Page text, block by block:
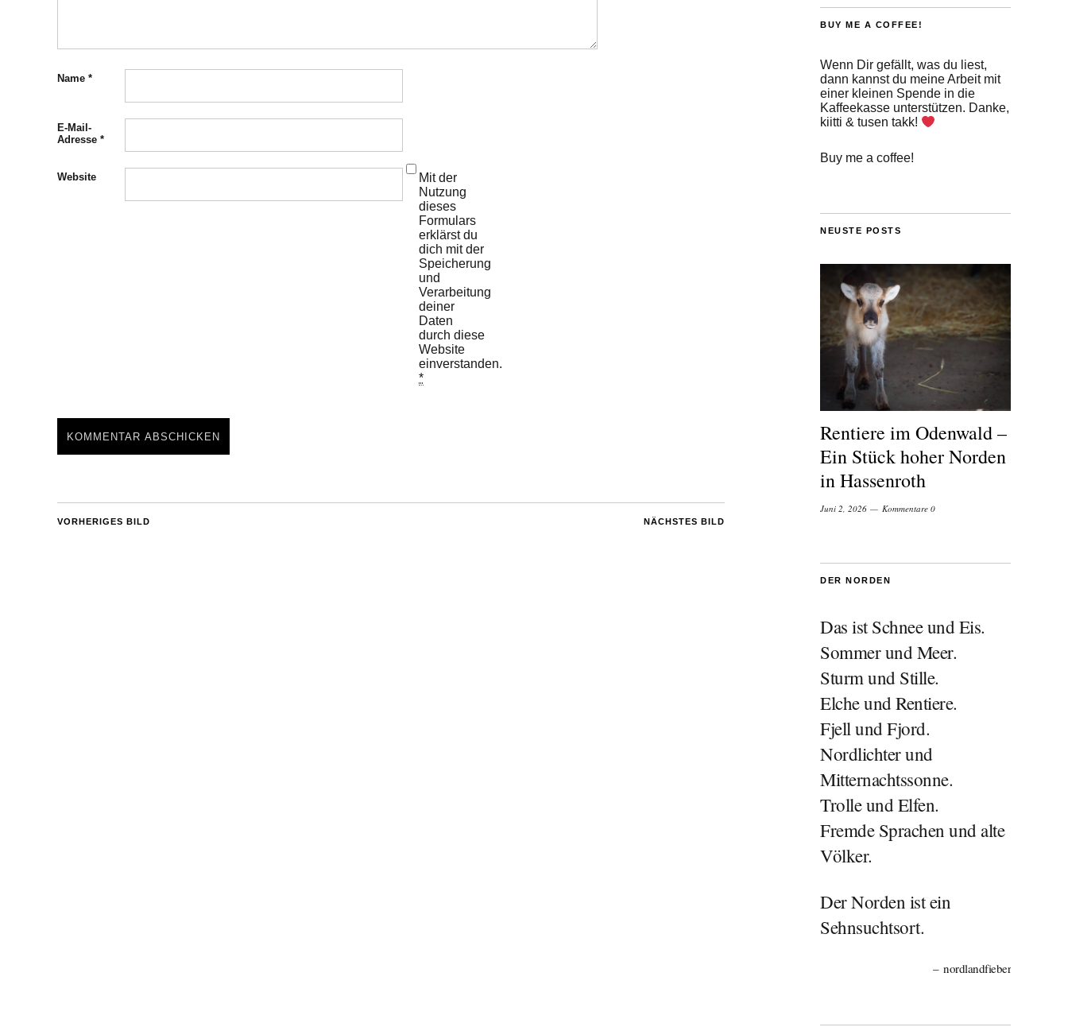
Name *
E-Mail-
Adresse *
Website
Mit der
Nutzung
dieses
Formulars
erklärst du
dich mit der
Speicherung
und
Verarbeitung
deiner
Daten
durch diese
Website
einverstanden.
*
NÄCHSTES BILD
VORHERIGES BILD
BUY ME A COFFEE!
Wenn Dir gefällt, was du liest,
dann kannst du meine Arbeit mit
einer kleinen Spende in die
Kaffeekasse unterstützen. Danke,
kiitti & tusen takk!
Buy me a coffee!
NEUSTE POSTS
Rentiere im Odenwald –
Ein Stück hoher Norden
in Hassenroth
Juni 2, 2026 Kommentare 0
DER NORDEN
Das ist Schnee und Eis.
Sommer und Meer.
Sturm und Stille.
Elche und Rentiere.
Fjell und Fjord.
Nordlichter und
Mitternachtssonne.
Trolle und Elfen.
Fremde Sprachen und alte
Völker.
Der Norden ist ein
Sehnsuchtsort.
nordlandfieber